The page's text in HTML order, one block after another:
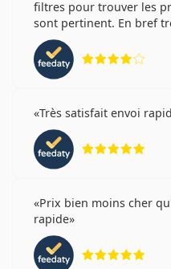
filtres pour trouver les
sont pertinent. En bref
Très satisfait envoi
Prix bien moins cher
rapide